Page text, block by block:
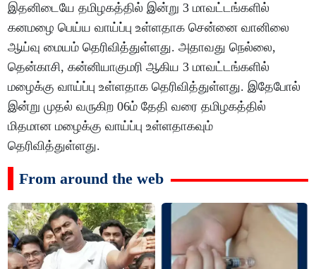
இதனிடையே தமிழகத்தில் இன்று 3 மாவட்டங்களில்
கனமழை பெய்ய வாய்ப்பு உள்ளதாக சென்னை வானிலை
ஆய்வு மையம் தெரிவித்துள்ளது. அதாவது நெல்லை,
தென்காசி, கன்னியாகுமரி ஆகிய 3 மாவட்டங்களில்
மழைக்கு வாய்ப்பு உள்ளதாக தெரிவித்துள்ளது. இதேபோல்
இன்று முதல் வருகிற 06ம் தேதி வரை தமிழகத்தில்
மிதமான மழைக்கு வாய்ப்பு உள்ளதாகவும்
தெரிவித்துள்ளது.
From around the web